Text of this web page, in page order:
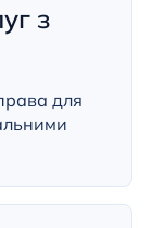
з
для